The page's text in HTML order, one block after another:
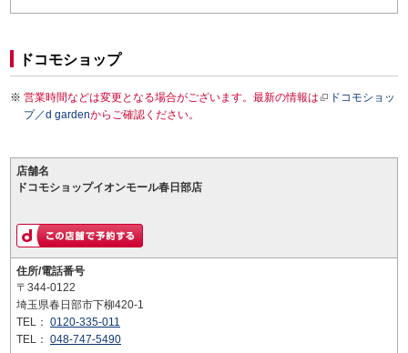
ドコモショップ
営業時間などは変更となる場合がございます。最新の情報は
ドコモショッ
プ／d gardenからご確認ください。
店舗名
ドコモショップイオンモール春日部店
住所/電話番号
〒344-0122
埼玉県春日部市下柳420-1
TEL： 0120-335-011
TEL： 048-747-5490